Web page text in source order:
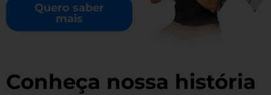
Quero saber
mais
Conheça nossa história